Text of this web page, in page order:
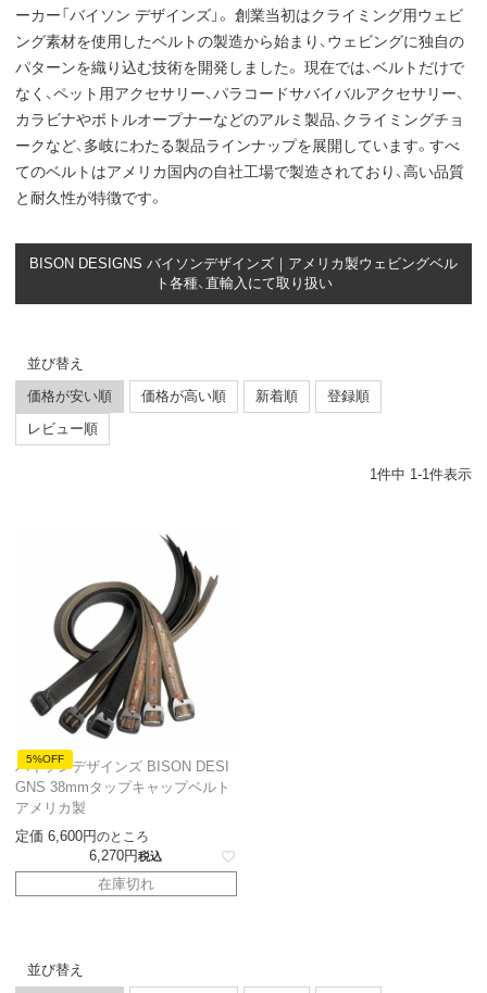
ーカー「バイソン デザインズ」。 創業当初はクライミング用ウェビ
ング素材を使用したベルトの製造から始まり、ウェビングに独自の
パターンを織り込む技術を開発しました。 現在では、ベルトだけで
なく、ペット用アクセサリー、パラコードサバイバルアクセサリー、
カラビナやボトルオープナーなどのアルミ製品、クライミングチョ
ークなど、多岐にわたる製品ラインナップを展開しています。すべ
てのベルトはアメリカ国内の自社工場で製造されており、高い品質
と耐久性が特徴です。
BISON DESIGNS バイソンデザインズ｜アメリカ製ウェビングベル
ト各種、直輸入にて取り扱い
並び替え
価格が安い順
価格が高い順 新着順
登録順
レビュー順
1件中 1-1件表示
5%OFF
バイソンデザインズ BISON DESI
GNS 38mmタップキャップベルト
アメリカ製
定価 6,600 のところ
6,270 税込
在庫切れ
並び替え